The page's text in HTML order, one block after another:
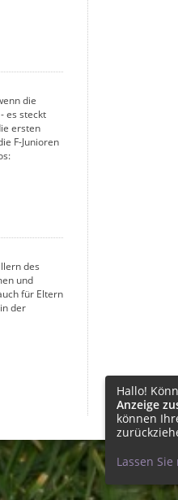
die
es steckt
ersten
F-Junioren
des
und
für Eltern
der
Hallo!
Anzeige
können
Lassen